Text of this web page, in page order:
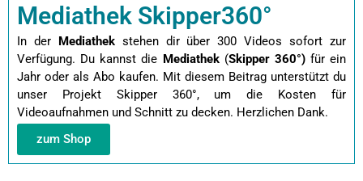
Mediathek Skipper360°
In der Mediathekstehen dir über 300 Videos sofort zur
Verfügung. Du kannst die Mediathek(Skipper 360°)für ein
Jahr oder als Abo kaufen. Mit diesem Beitrag unterstützt du
unser Projekt Skipper 360°, um die Kosten für
Videoaufnahmen und Schnitt zu decken. Herzlichen Dank.
zum Shop